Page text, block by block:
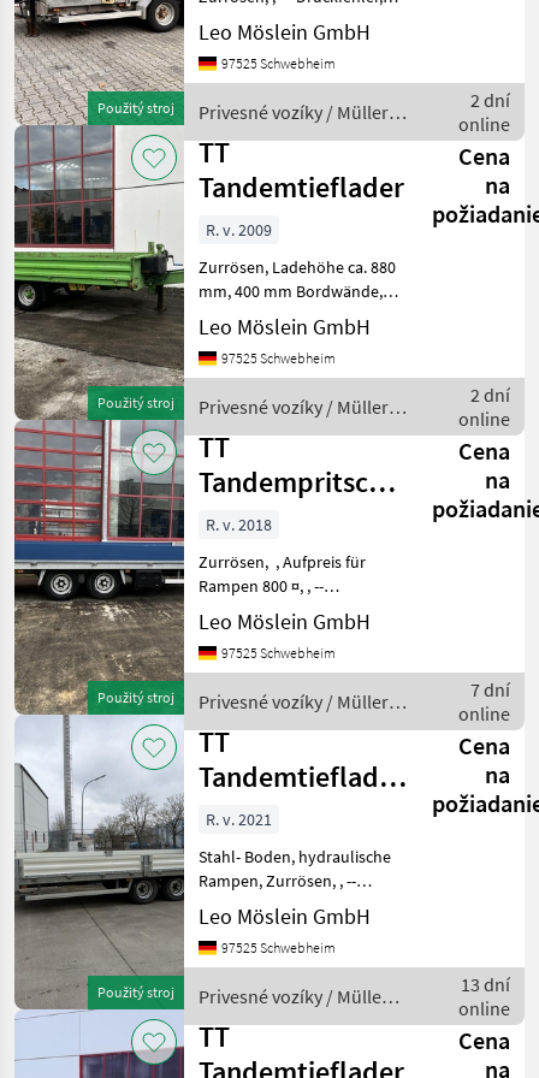
Möslein
Fliegl
Pronar
Humbaur
Schwarzmüller
Zobraziť
všetkých
23
MODEL
Tandemtieflader
MARKETPLACE
Marketplace
Ponuky
predajcov
Drobné
inzeráty
Použitý stroj
Irrtümer und Änderungen
vorbehalten, Muster-
Bilder --, Mehr Daten unter:
vozíky T
Leo Möslein GmbH
97525 Schwebheim
Privesné vozíky / Müller-
Mitteltal
2 dní
online
Použitý stroj
TT
Tandemtieflader
Cena
na
R. v. 2009
Zurrösen, Ladehöhe ca. 880
mm, 400 mm Bordwände, , -
- Druckfehler, Irrtümer und
Änderungen vorbehalten,
Muster- Bilder --, Mehr
Details: ...
Leo Möslein GmbH
97525 Schwebheim
Privesné vozíky / Müller-
Mitteltal
2 dní
online
Použitý stroj
TT
Tandempritsche-
Tieflader, wenig
Benutzt
Cena
na
R. v. 2018
Zurrösen, , Aufpreis für
Rampen 800 ¤, , --
Druckfehler, Irrtümer und
Änderungen vorbehalten,
Muster- Bilder --, Mehr
Details: ... Privesn
Leo Möslein GmbH
97525 Schwebheim
Privesné vozíky / Müller-
Mitteltal
7 dní
online
Použitý stroj
TT
Tandemtieflader,
hydr. Rampen,
wenig Benutzt
Cena
na
R. v. 2021
Stahl- Boden, hydraulische
Rampen, Zurrösen, , --
Druckfehler, Irrtümer und
Änderungen vorbehalten,
Muster- Bilder --, Mehr
Details: ... Pr
Leo Möslein GmbH
97525 Schwebheim
Privesné vozíky / Müller-
Mitteltal
13 dní
online
TT
Cena
na